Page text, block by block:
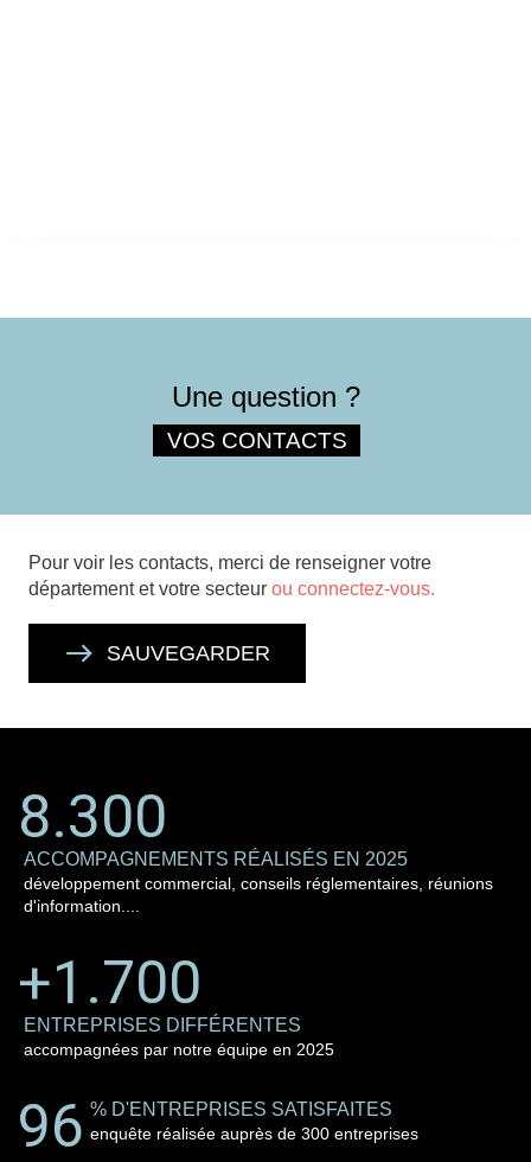
Une question ?
VOS CONTACTS
Pour voir les contacts, merci de renseigner votre
département et votre secteur ou connectez-vous.
SAUVEGARDER
8.300
ACCOMPAGNEMENTS RÉALISÉS EN 2025
développement commercial, conseils réglementaires, réunions
d'information....
+1.700
ENTREPRISES DIFFÉRENTES
accompagnées par notre équipe en 2025
96 % D'ENTREPRISES SATISFAITES
enquête réalisée auprès de 300 entreprises